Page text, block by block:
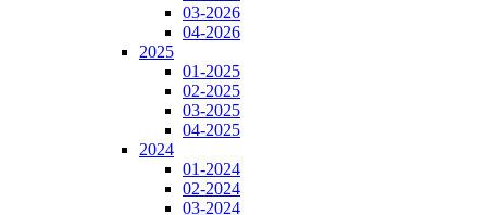
03-2026
04-2026
2025
01-2025
02-2025
03-2025
04-2025
2024
01-2024
02-2024
03-2024